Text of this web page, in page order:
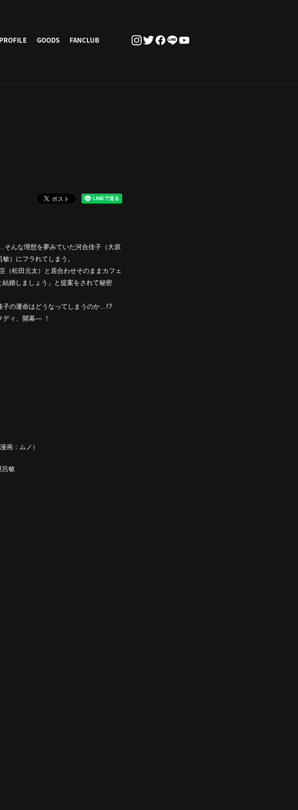
PROFILE GOODS FANCLUB
んな理想を夢みていた河合佳子（大原
）にフラれてしまう。
（松田元太）と居合わせそのままカフェ
婚しましょう」と提案をされて秘密
子の運命はどうなってしまうのか…!?
ディ、開幕― ！
画：ムノ）
呂敏